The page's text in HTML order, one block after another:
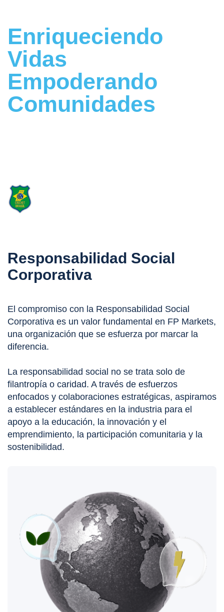
Enriqueciendo
Vidas
Empoderando
Comunidades
Responsabilidad Social
Corporativa
El compromiso con la Responsabilidad Social
Corporativa es un valor fundamental en FP Markets,
una organización que se esfuerza por marcar la
diferencia.
La responsabilidad social no se trata solo de
filantropía o caridad. A través de esfuerzos
enfocados y colaboraciones estratégicas, aspiramos
a establecer estándares en la industria para el
apoyo a la educación, la innovación y el
emprendimiento, la participación comunitaria y la
sostenibilidad.